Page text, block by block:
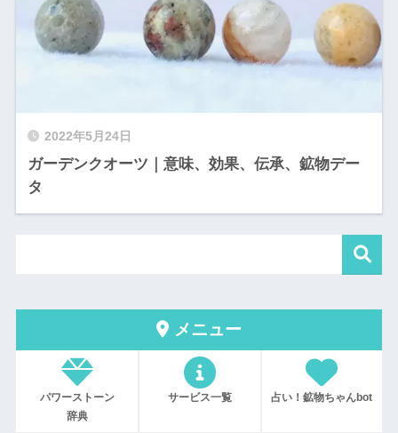
2022年5月24日
ガーデンクオーツ｜意味、効果、伝承、鉱物デー
タ
メニュー
パワーストーン
辞典
サービス一覧 占い！鉱物ちゃんbot